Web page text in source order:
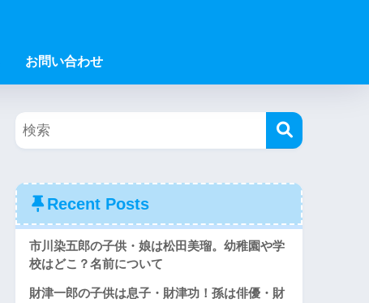
お問い合わせ
Recent Posts
市川染五郎の子供・娘は松田美瑠。幼稚園や学
校はどこ？名前について
財津一郎の子供は息子・財津功！孫は俳優・財